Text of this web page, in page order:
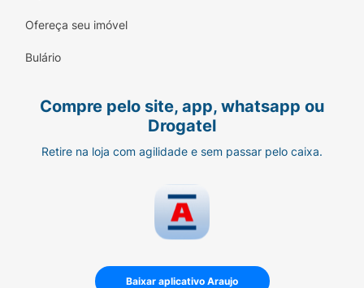
Ofereça seu imóvel
Bulário
Compre pelo site, app, whatsapp ou
Drogatel
Retire na loja com agilidade e sem passar pelo caixa.
Baixar aplicativo Araujo